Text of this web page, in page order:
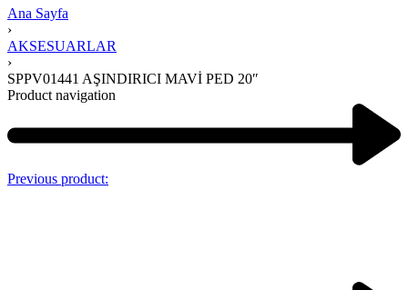
Ana Sayfa
›
AKSESUARLAR
›
SPPV01441 AŞINDIRICI MAVİ PED 20″
Product navigation
Previous product: